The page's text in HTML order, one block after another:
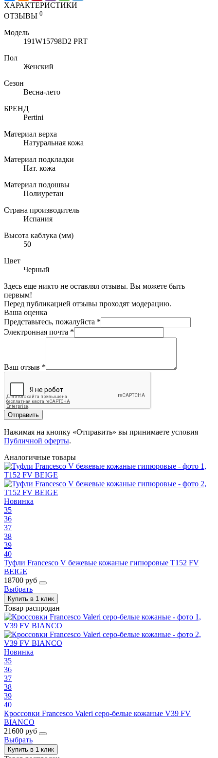
ХАРАКТЕРИСТИКИ
ОТЗЫВЫ 0
Модель
191W15798D2 PRT
Пол
Женский
Сезон
Весна-лето
БРЕНД
Pertini
Материал верха
Натуральная кожа
Материал подкладки
Нат. кожа
Материал подошвы
Полиуретан
Страна производитель
Испания
Высота каблука (мм)
50
Цвет
Черный
Здесь еще никто не оставлял отзывы. Вы можете быть
первым!
Перед публикацией отзывы проходят модерацию.
Ваша оценка
Представьтесь, пожалуйста *
Электронная почта *
Ваш отзыв *
Отправить
Нажимая на кнопку «Отправить» вы принимаете условия
Публичной оферты.
Аналогичные товары
Новинка
35
36
37
38
39
40
Туфли Francesco V бежевые кожаные гипюровые T152 FV
BEIGE
18700 руб
Выбрать
Купить в 1 клик
Товар распродан
Новинка
35
36
37
38
39
40
Кроссовки Francesco Valeri серо-белые кожаные V39 FV
BIANCO
21600 руб
Выбрать
Купить в 1 клик